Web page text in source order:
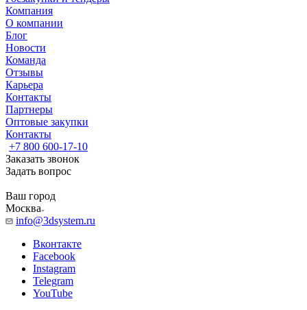
Компания
О компании
Блог
Новости
Команда
Отзывы
Карьера
Контакты
Партнеры
Оптовые закупки
Контакты
+7 800 600-17-10
Заказать звонок
Задать вопрос
Ваш город
Москва
info@3dsystem.ru
Вконтакте
Facebook
Instagram
Telegram
YouTube